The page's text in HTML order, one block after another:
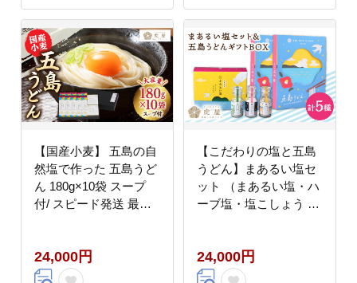
【国産小麦】 五島の自
然塩で作った 五島うど
ん 180g×10袋 スープ
付/ スピード発送 最短
24,000円
【こだわりの塩と五島
うどん】まあるい塩セ
ット （まあるい塩・ハ
ーブ塩・塩こしょう 各
BOX（180g×3袋 スー
プ付）×2箱 【虎屋】
24,000円